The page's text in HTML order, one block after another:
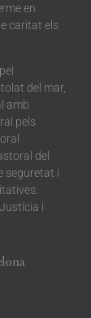
en
caritat els
del mar,
amb
pels
del
seguretat i
i